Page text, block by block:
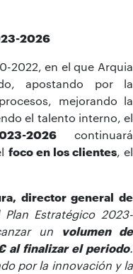
2026
2022, en el que Arquia
apostando por la
mejorando la
el talento interno, el
2026continuará
foco en los clientes, el
director general de
Estratégico 2023-
un
volumen de
al finalizar el periodo.
por la innovación y la